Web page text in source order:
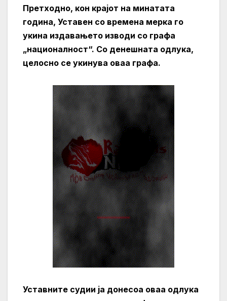
Претходно, кон крајот на минатата
година, Уставен со времена мерка го
укина издавањето изводи со графа
„националност“. Со денешната одлука,
целосно се укинува оваа графа.
Уставните судии ја донесоа оваа одлука